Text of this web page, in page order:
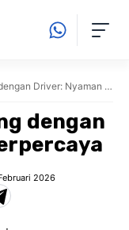
Driver: Nyaman &
dengan
2026